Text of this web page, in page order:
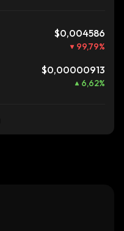
$0,004586
99,79%
$0,00000913
6,62%